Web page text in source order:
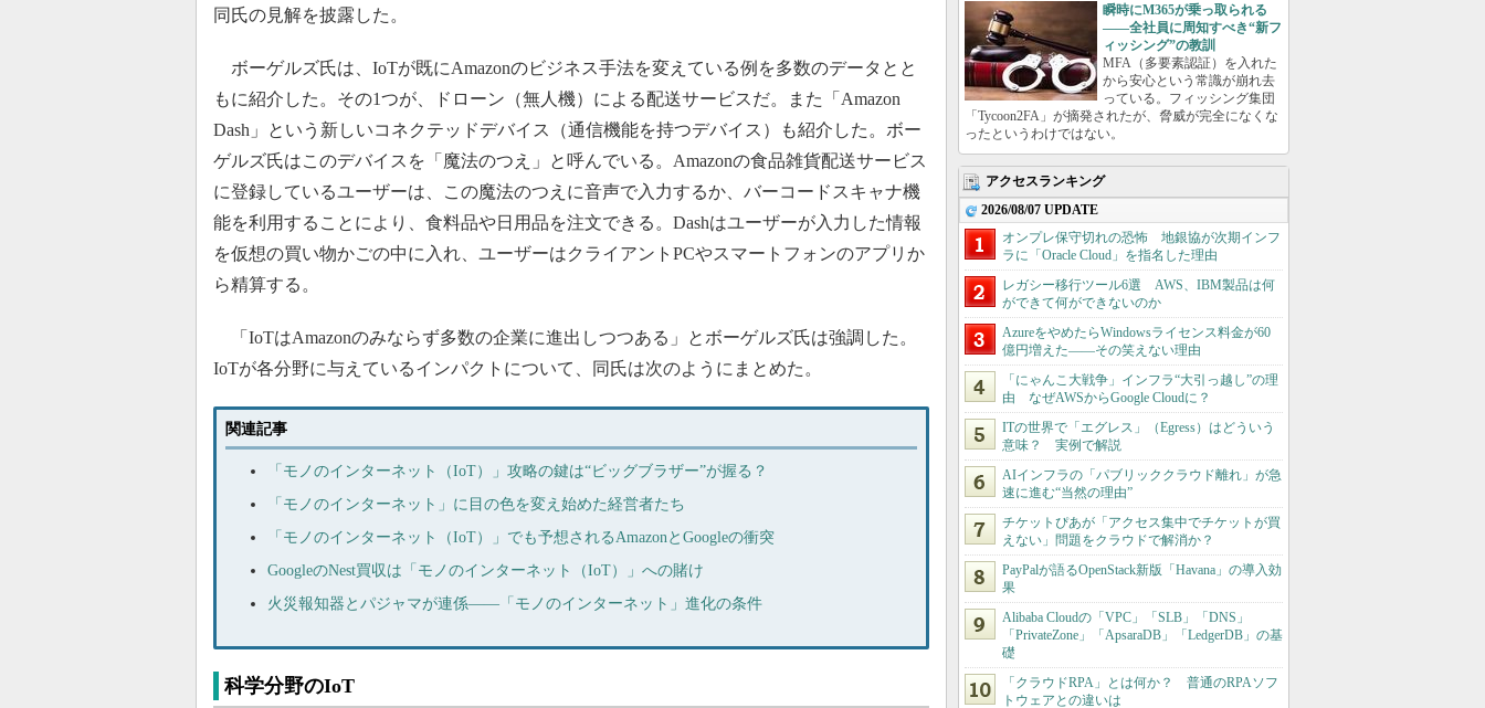
同氏の見解を披露した。
ボーゲルズ氏は、IoTが既にAmazonのビジネス手法を変えている例を多数のデータとと
もに紹介した。その1つが、ドローン（無人機）による配送サービスだ。また「Amazon
Dash」という新しいコネクテッドデバイス（通信機能を持つデバイス）も紹介した。ボー
ゲルズ氏はこのデバイスを「魔法のつえ」と呼んでいる。Amazonの食品雑貨配送サービス
に登録しているユーザーは、この魔法のつえに音声で入力するか、バーコードスキャナ機
能を利用することにより、食料品や日用品を注文できる。Dashはユーザーが入力した情報
を仮想の買い物かごの中に入れ、ユーザーはクライアントPCやスマートフォンのアプリか
ら精算する。
「IoTはAmazonのみならず多数の企業に進出しつつある」とボーゲルズ氏は強調した。
IoTが各分野に与えているインパクトについて、同氏は次のようにまとめた。
関連記事
「モノのインターネット（IoT）」攻略の鍵は“ビッグブラザー”が握る？
「モノのインターネット」に目の色を変え始めた経営者たち
「モノのインターネット（IoT）」でも予想されるAmazonとGoogleの衝突
GoogleのNest買収は「モノのインターネット（IoT）」への賭け
火災報知器とパジャマが連係――「モノのインターネット」進化の条件
科学分野のIoT
瞬時にM365が乗っ取られる
――全社員に周知すべき“新フ
ィッシング”の教訓
MFA（多要素認証）を入れた
から安心という常識が崩れ去
っている。フィッシング集団
「Tycoon2FA」が摘発されたが、脅威が完全になくな
ったというわけではない。
アクセスランキング
2026/08/07 UPDATE
オンプレ保守切れの恐怖 地銀協が次期インフ
ラに「Oracle Cloud」を指名した理由
レガシー移行ツール6選 AWS、IBM製品は何
ができて何ができないのか
AzureをやめたらWindowsライセンス料金が60
億円増えた――その笑えない理由
「にゃんこ大戦争」インフラ“大引っ越し”の理
由 なぜAWSからGoogle Cloudに？
ITの世界で「エグレス」（Egress）はどういう
意味？ 実例で解説
AIインフラの「パブリッククラウド離れ」が急
速に進む“当然の理由”
チケットぴあが「アクセス集中でチケットが買
えない」問題をクラウドで解消か？
PayPalが語るOpenStack新版「Havana」の導入効
果
Alibaba Cloudの「VPC」「SLB」「DNS」
「PrivateZone」「ApsaraDB」「LedgerDB」の基
礎
「クラウドRPA」とは何か？ 普通のRPAソフ
トウェアとの違いは